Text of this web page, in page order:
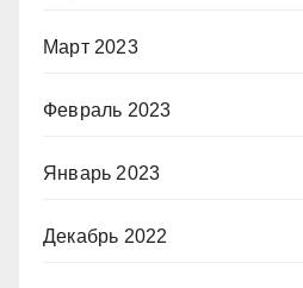
Март 2023
Февраль 2023
Январь 2023
Декабрь 2022